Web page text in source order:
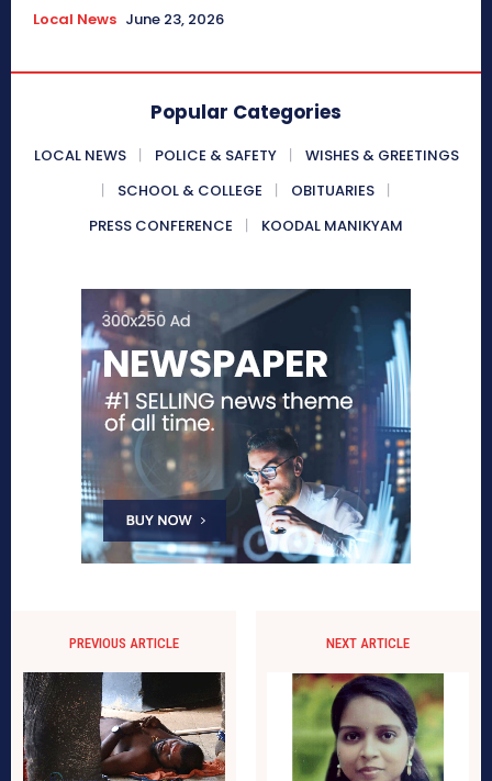
Local News June 23, 2026
Popular Categories
LOCAL NEWS POLICE & SAFETY
WISHES & GREETINGS
SCHOOL & COLLEGE
OBITUARIES
PRESS CONFERENCE
KOODAL MANIKYAM
PREVIOUS ARTICLE NEXT ARTICLE